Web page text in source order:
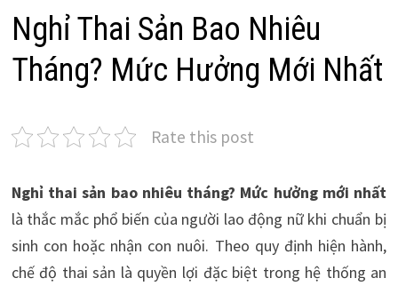
Nghỉ Thai Sản Bao Nhiêu
Tháng? Mức Hưởng Mới Nhất
Rate this post
Nghỉ thai sản bao nhiêu tháng? Mức hưởng mới nhất
là thắc mắc phổ biến của người lao động nữ khi chuẩn bị
sinh con hoặc nhận con nuôi. Theo quy định hiện hành,
chế độ thai sản là quyền lợi đặc biệt trong hệ thống an